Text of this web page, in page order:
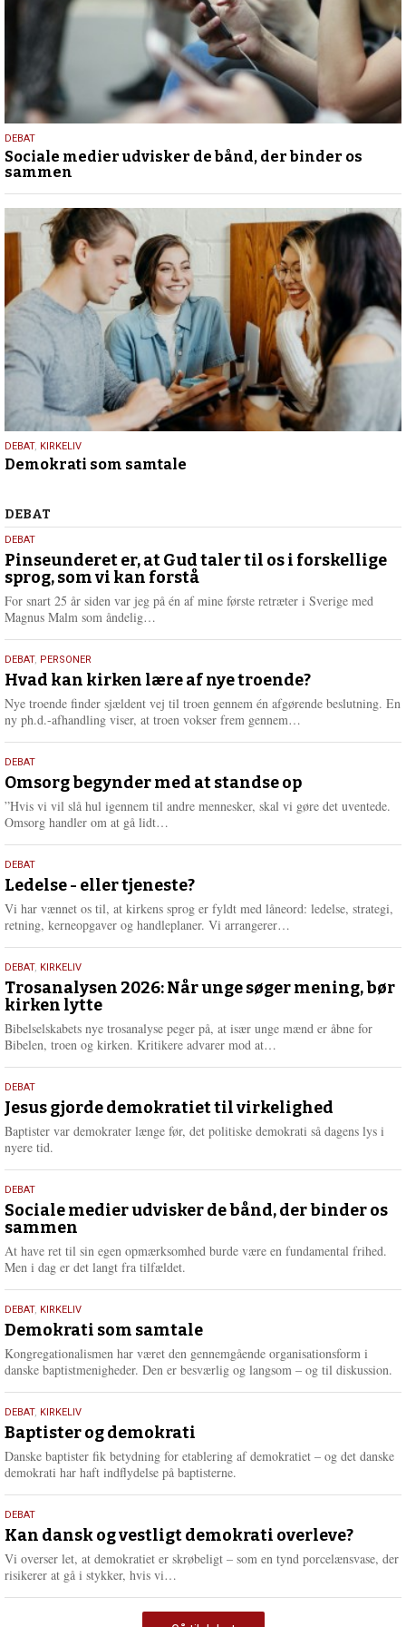
18.
maj
2026
DEBAT
Sociale medier udvisker de bånd, der binder os
sammen
18.
maj
DEBAT, KIRKELIV
Demokrati som samtale
Debat
DEBAT
5.
august
2026
DEBAT
Pinseunderet er, at Gud taler til os i forskellige
sprog, som vi kan forstå
For snart 25 år siden var jeg på én af mine første retræter i Sverige med
Magnus Malm som åndelig…
e
r
e
25.
juli
2026
DEBAT, PERSONER
Hvad kan kirken lære af nye troende?
Nye troende finder sjældent vej til troen gennem én afgørende beslutning. En
ny ph.d.-afhandling viser, at troen vokser frem gennem…
e
r
e
9.
juli
2026
DEBAT
Omsorg begynder med at standse op
”Hvis vi vil slå hul igennem til andre mennesker, skal vi gøre det uventede.
Omsorg handler om at gå lidt…
e
r
e
10.
juni
2026
DEBAT
Ledelse - eller tjeneste?
Vi har vænnet os til, at kirkens sprog er fyldt med låneord: ledelse, strategi,
retning, kerneopgaver og handleplaner. Vi arrangerer…
e
2.
juni
2026
DEBAT, KIRKELIV
Trosanalysen 2026: Når unge søger mening, bør
kirken lytte
Bibelselskabets nye trosanalyse peger på, at især unge mænd er åbne for
Bibelen, troen og kirken. Kritikere advarer mod at…
e
r
e
18.
maj
2026
DEBAT
Jesus gjorde demokratiet til virkelighed
Baptister var demokrater længe før, det politiske demokrati så dagens lys i
nyere tid.
18.
maj
2026
DEBAT
Sociale medier udvisker de bånd, der binder os
sammen
At have ret til sin egen opmærksomhed burde være en fundamental frihed.
Men i dag er det langt fra tilfældet.
18.
maj
2026
DEBAT, KIRKELIV
Demokrati som samtale
Kongregationalismen har været den gennemgående organisationsform i
danske baptistmenigheder. Den er besværlig og langsom – og til diskussion.
18.
maj
2026
DEBAT, KIRKELIV
Baptister og demokrati
Danske baptister fik betydning for etablering af demokratiet – og det danske
demokrati har haft indflydelse på baptisterne.
18.
maj
2026
DEBAT
Kan dansk og vestligt demokrati overleve?
Vi overser let, at demokratiet er skrøbeligt – som en tynd porcelænsvase, der
risikerer at gå i stykker, hvis vi…
m